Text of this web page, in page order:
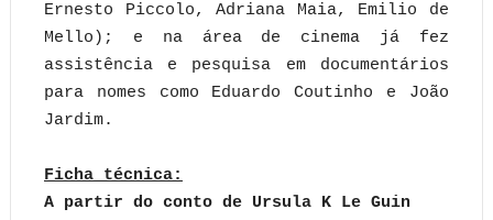
Ernesto Piccolo, Adriana Maia, Emilio de
Mello); e na área de cinema já fez
assistência e pesquisa em documentários
para nomes como Eduardo Coutinho e João
Jardim.
Ficha técnica:
A partir do conto de Ursula K Le Guin